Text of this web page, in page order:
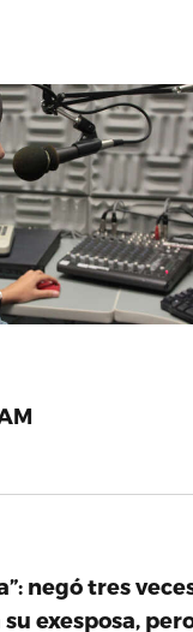
negó tres
exesposa,